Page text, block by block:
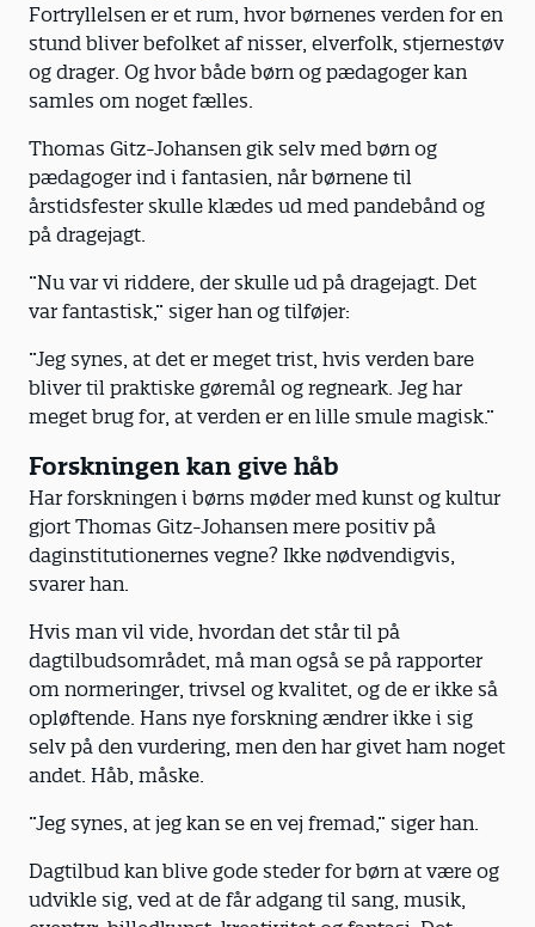
Fortryllelsen er et rum, hvor børnenes verden for en
stund bliver befolket af nisser, elverfolk, stjernestøv
og drager. Og hvor både børn og pædagoger kan
samles om noget fælles.
Thomas Gitz-Johansen gik selv med børn og
pædagoger ind i fantasien, når børnene til
årstidsfester skulle klædes ud med pandebånd og
på dragejagt.
”Nu var vi riddere, der skulle ud på dragejagt. Det
var fantastisk,” siger han og tilføjer:
”Jeg synes, at det er meget trist, hvis verden bare
bliver til praktiske gøremål og regneark. Jeg har
meget brug for, at verden er en lille smule magisk.”
Forskningen kan give håb
Har forskningen i børns møder med kunst og kultur
gjort Thomas Gitz-Johansen mere positiv på
daginstitutionernes vegne? Ikke nødvendigvis,
svarer han.
Hvis man vil vide, hvordan det står til på
dagtilbudsområdet, må man også se på rapporter
om normeringer, trivsel og kvalitet, og de er ikke så
opløftende. Hans nye forskning ændrer ikke i sig
selv på den vurdering, men den har givet ham noget
andet. Håb, måske.
”Jeg synes, at jeg kan se en vej fremad,” siger han.
Dagtilbud kan blive gode steder for børn at være og
udvikle sig, ved at de får adgang til sang, musik,